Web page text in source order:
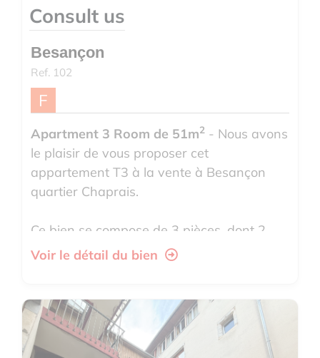
Besançon
Ref. 102
F
Apartment 3 Room de 51m2 - Nous avons
le plaisir de vous proposer cet
appartement T3 à la vente à Besançon
quartier Chaprais.
Ce bien se compose de 3 pièces, dont 2
chambres confortables, offrant un
Voir le détail du bien
Consult us